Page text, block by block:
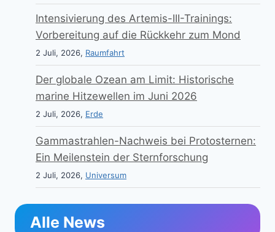
Intensivierung des Artemis-III-Trainings:
Vorbereitung auf die Rückkehr zum Mond
2 Juli, 2026, Raumfahrt
Der globale Ozean am Limit: Historische
marine Hitzewellen im Juni 2026
2 Juli, 2026, Erde
Gammastrahlen-Nachweis bei Protosternen:
Ein Meilenstein der Sternforschung
2 Juli, 2026, Universum
Alle News